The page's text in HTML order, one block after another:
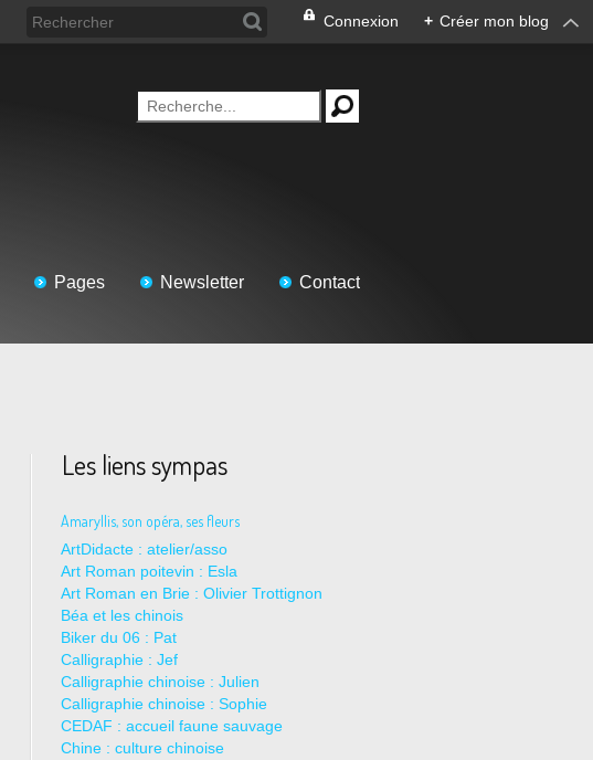
Connexion + Créer mon blog
Pages Newsletter Contact
Les liens sympas
Amaryllis, son opéra, ses fleurs
ArtDidacte : atelier/asso
Art Roman poitevin : Esla
Art Roman en Brie : Olivier Trottignon
Béa et les chinois
Biker du 06 : Pat
Calligraphie : Jef
Calligraphie chinoise : Julien
Calligraphie chinoise : Sophie
CEDAF : accueil faune sauvage
Chine : culture chinoise